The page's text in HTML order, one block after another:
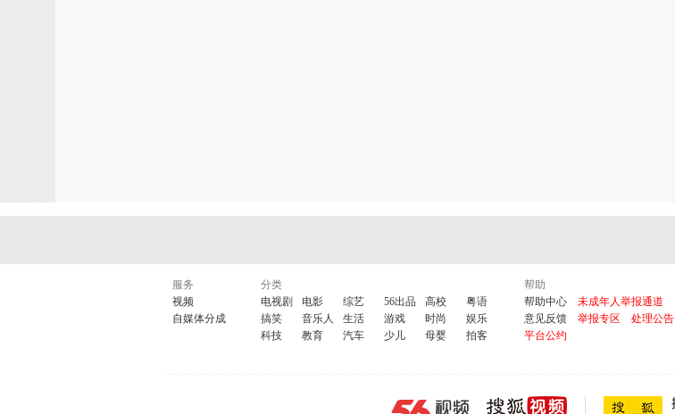
服务
视频
自媒体分成
分类
电视剧
电影 综艺 56出品 高校
粤语
搞笑
音乐人 生活 游戏 时尚
娱乐
科技
教育 汽车 少儿 母婴 拍客
帮助
帮助中心
未成年人举报通道
意见反馈
举报专区
处理公告
平台公约